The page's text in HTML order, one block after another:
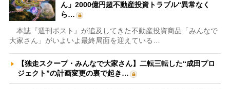
ん」2000億円超不動産投資トラブル“異常なく
ら…
本誌『週刊ポスト』が追及してきた不動産投資商品「みんなで
大家さん」がいよいよ最終局面を迎えている…
【独走スクープ・みんなで大家さん】二転三転した“成田プロ
ジェクト”の計画変更の裏で起き…